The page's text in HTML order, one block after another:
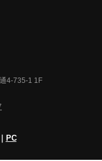
4-735-1 1F
PC